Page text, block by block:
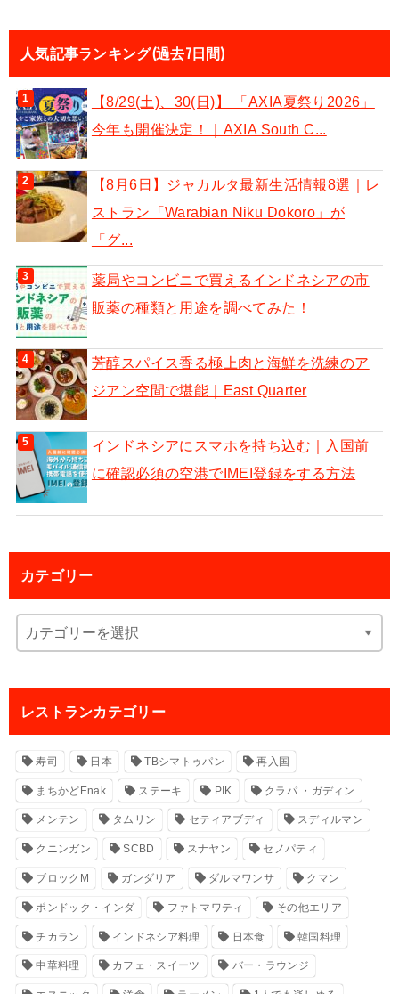
人気記事ランキング(過去7日間)
【8/29(土)、30(日)】 「AXIA夏祭り2026」
今年も開催決定！｜AXIA South C...
【8月6日】ジャカルタ最新生活情報8選｜レ
ストラン「Warabian Niku Dokoro」が
「グ...
薬局やコンビニで買えるインドネシアの市
販薬の種類と用途を調べてみた！
芳醇スパイス香る極上肉と海鮮を洗練のア
ジアン空間で堪能｜East Quarter
インドネシアにスマホを持ち込む｜入国前
に確認必須の空港でIMEI登録をする方法
カテゴリー
レストランカテゴリー
寿司 日本 TBシマトゥパン 再入国
まちかどEnak ステーキ PIK クラパ ・ガディン
メンテン タムリン セティアブディ スディルマン
クニンガン SCBD スナヤン セノパティ
ブロックM ガンダリア ダルマワンサ クマン
ポンドック・インダ ファトマワティ その他エリア
チカラン インドネシア料理 日本食 韓国料理
中華料理 カフェ・スイーツ バー・ラウンジ